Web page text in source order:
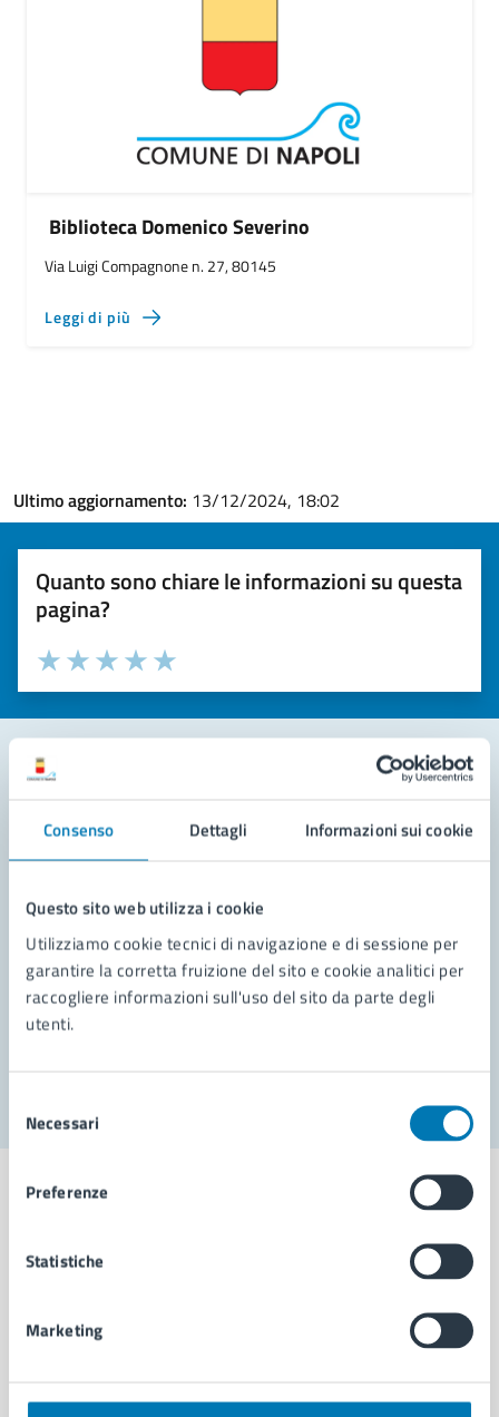
Consenso Dettagli Informazioni sui cookie
Questo sito web utilizza i cookie
Utilizziamo cookie tecnici di navigazione e di sessione per
garantire la corretta fruizione del sito e cookie analitici per
raccogliere informazioni sull'uso del sito da parte degli
utenti.
delNecessari
Preferenze
Statistiche
Marketing
Biblioteca Domenico Severino
Via Luigi Compagnone n. 27, 80145
Leggi di più
Ultimo aggiornamento: 13/12/2024, 18:02
Quanto sono chiare le informazioni su questa
pagina?
Valuta la chiarezza delle informazioni (da 1 a 5 stelle)
Seleziona il numero di stelle per valutare la chiarezza delle
Valuta 5 stelle su 5
Valuta 4 stelle su 5
Valuta 3 stelle su 5
Valuta 2 stelle su 5
Valuta 1 stelle su 5
Leggi le domande frequenti
Richiedi assistenza
Prenota appuntamento
Problemi in città
Comune di Napoli
AMMINISTRAZIONE
Organi di governo